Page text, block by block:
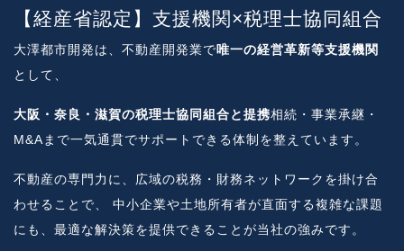
【経産省認定】支援機関×税理士協同組合
大澤都市開発は、不動産開発業で唯一の経営革新等支援機関
として、
大阪・奈良・滋賀の税理士協同組合と提携相続・事業承継・
M&Aまで一気通貫でサポートできる体制を整えています。
不動産の専門力に、広域の税務・財務ネットワークを掛け合
わせることで、 中小企業や土地所有者が直面する複雑な課題
にも、最適な解決策を提供できることが当社の強みです。